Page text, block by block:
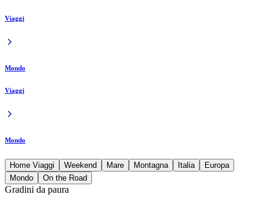
Viaggi
Mondo
Viaggi
Mondo
Home Viaggi Weekend Mare Montagna Italia
Europa
Mondo
On the Road
Gradini da paura